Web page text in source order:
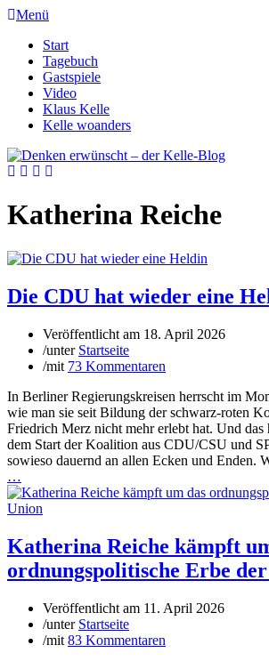
Menü
Start
Tagebuch
Gastspiele
Video
Klaus Kelle
Kelle woanders
Katherina Reiche
Die CDU hat wieder eine
Veröffentlicht am 18. April 2026
/unter Startseite
/mit 73 Kommentaren
In Berliner Regierungskreisen herrscht im
wie man sie seit Bildung der schwarz-roten
Friedrich Merz nicht mehr erlebt hat. Und das
dem Start der Koalition aus CDU/CSU und
sowieso dauernd an allen Ecken und Enden.
…
Katherina Reiche kämpft
ordnungspolitische Erbe
Veröffentlicht am 11. April 2026
/unter Startseite
/mit 83 Kommentaren